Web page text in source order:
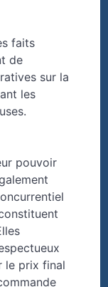
faits
de
sur la
les
pouvoir
le prix final